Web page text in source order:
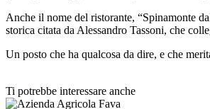
Anche il nome del ristorante, “Spinamonte
storica citata da Alessandro Tassoni, che
Un posto che ha qualcosa da dire, e che
Ti potrebbe interessare anche